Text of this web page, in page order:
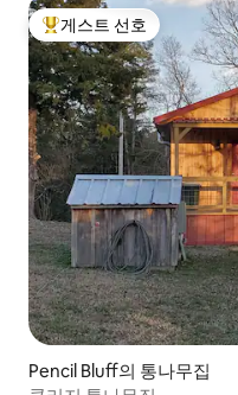
상위 게스트 선호
게스트 선호
Pencil Bluff의 통나무집